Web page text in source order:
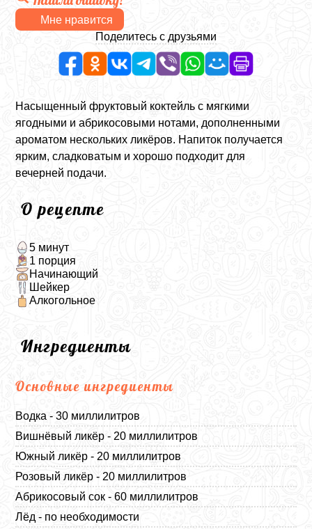
Мне нравится
Поделитесь с друзьями
Насыщенный фруктовый коктейль с мягкими
ягодными и абрикосовыми нотами, дополненными
ароматом нескольких ликёров. Напиток получается
ярким, сладковатым и хорошо подходит для
вечерней подачи.
О рецепте
5 минут
1 порция
Начинающий
Шейкер
Алкогольное
Ингредиенты
Основные ингредиенты
Водка - 30 миллилитров
Вишнёвый ликёр - 20 миллилитров
Южный ликёр - 20 миллилитров
Розовый ликёр - 20 миллилитров
Абрикосовый сок - 60 миллилитров
Лёд - по необходимости